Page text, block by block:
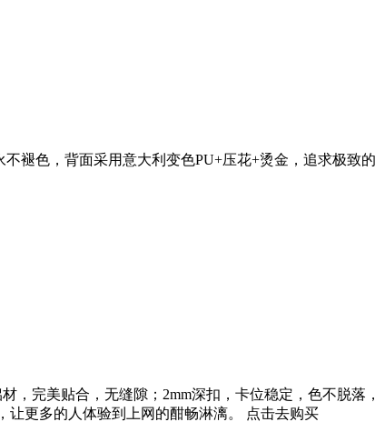
褪色，背面采用意大利变色PU+压花+烫金，追求极致
，完美贴合，无缝隙；2mm深扣，卡位稳定，色不脱落
更多的人体验到上网的酣畅淋漓。 点击去购买